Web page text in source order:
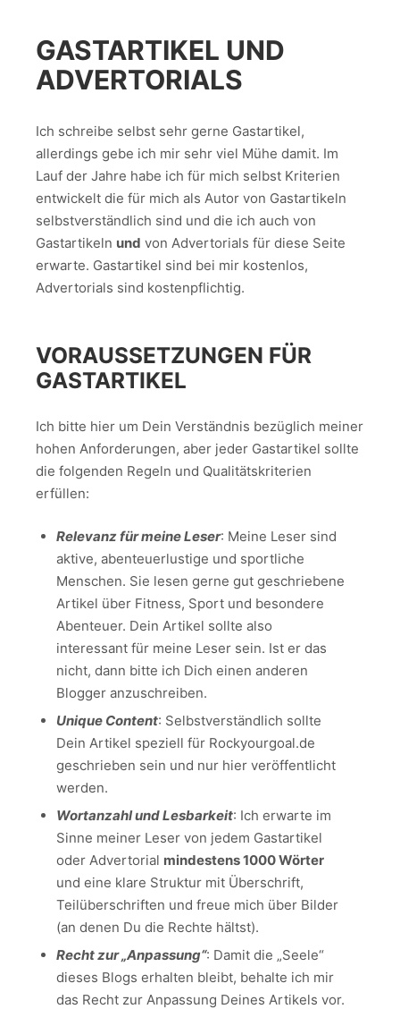
GASTARTIKEL UND
ADVERTORIALS
Ich schreibe selbst sehr gerne Gastartikel,
allerdings gebe ich mir sehr viel Mühe damit. Im
Lauf der Jahre habe ich für mich selbst Kriterien
entwickelt die für mich als Autor von Gastartikeln
selbstverständlich sind und die ich auch von
Gastartikeln und von Advertorials für diese Seite
erwarte. Gastartikel sind bei mir kostenlos,
Advertorials sind kostenpflichtig.
VORAUSSETZUNGEN FÜR
GASTARTIKEL
Ich bitte hier um Dein Verständnis bezüglich meiner
hohen Anforderungen, aber jeder Gastartikel sollte
die folgenden Regeln und Qualitätskriterien
erfüllen:
Relevanz für meine Leser: Meine Leser sind
aktive, abenteuerlustige und sportliche
Menschen. Sie lesen gerne gut geschriebene
Artikel über Fitness, Sport und besondere
Abenteuer. Dein Artikel sollte also
interessant für meine Leser sein. Ist er das
nicht, dann bitte ich Dich einen anderen
Blogger anzuschreiben.
Unique Content: Selbstverständlich sollte
Dein Artikel speziell für Rockyourgoal.de
geschrieben sein und nur hier veröffentlicht
werden.
Wortanzahl und Lesbarkeit: Ich erwarte im
Sinne meiner Leser von jedem Gastartikel
oder Advertorial mindestens 1000 Wörter
und eine klare Struktur mit Überschrift,
Teilüberschriften und freue mich über Bilder
(an denen Du die Rechte hältst).
Recht zur „Anpassung“: Damit die „Seele“
dieses Blogs erhalten bleibt, behalte ich mir
das Recht zur Anpassung Deines Artikels vor.